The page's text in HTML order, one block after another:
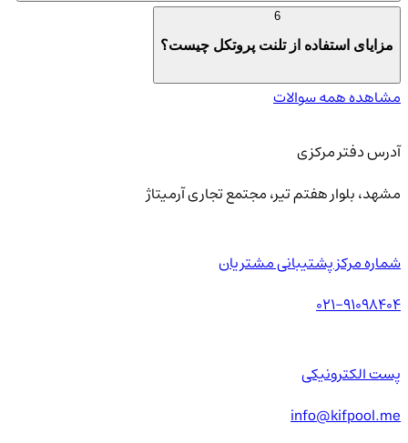
مزایای استفاده از تلنت پروتکل چیست؟
مشاهده همه سوالات
آدرس دفتر مرکزی
مشهد، بلوار هفتم تیر، مجتمع تجاری آرمیتاژ
شماره مرکز پشتیبانی مشتریان
021-91098404
پست الکترونیکی
info@kifpool.me